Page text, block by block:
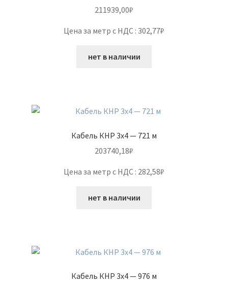
211939,00₽
Цена за метр с НДС : 302,77₽
нет в наличии
Кабель КНР 3х4 — 721 м
203740,18₽
Цена за метр с НДС : 282,58₽
нет в наличии
Кабель КНР 3х4 — 976 м